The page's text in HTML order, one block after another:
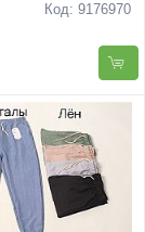
Код: 9176970